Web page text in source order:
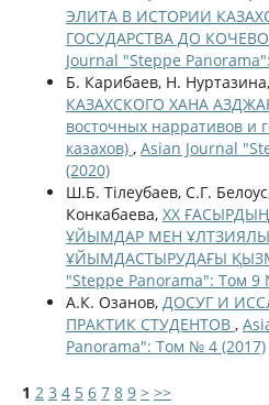
ЭЛИТА В ИСТОРИИ
ГОСУДАРСТВА ДО
Journal "Steppe
Б. Карибаев, Н. Нуртазина,
КАЗАХСКОГО ХАНА
восточных нарративов и
казахов) , Asian Journal
(2020)
Ш.Б. Тілеубаев, C.Г.
Конкабаева, ХХ
ҰЙЫМДАР МЕН
ҰЙЫМДАСТЫРУДАҒЫ
"Steppe Panorama": Том 9
А.К. Озанов, ДОСУГ И
ПРАКТИК СТУДЕНТОВ ,
Panorama": Том № 4 (2017)
1 2 3 4 5 6 7 8 9 > >>